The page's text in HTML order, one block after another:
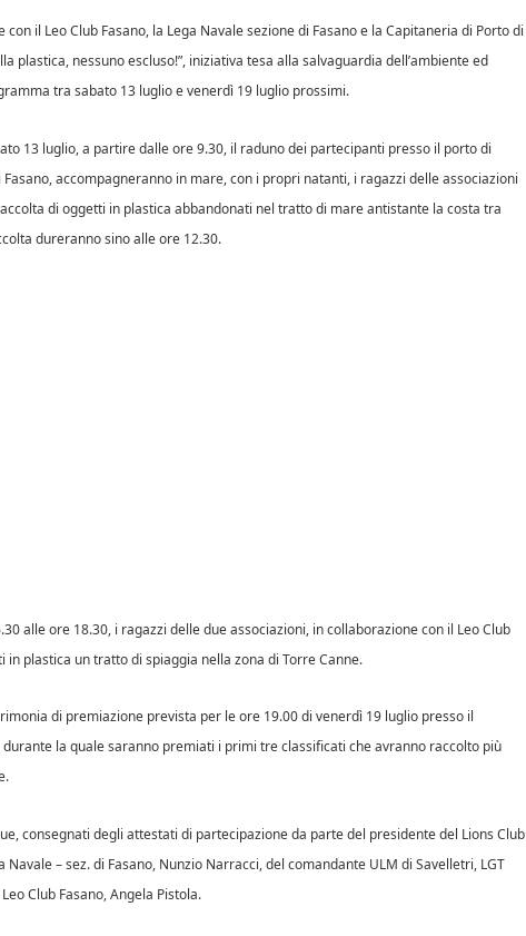
il Leo Club Fasano, la Lega Navale sezione di Fasano e la Capitaneria di Porto di
plastica, nessuno escluso!”, iniziativa tesa alla salvaguardia dell’ambiente ed
tra sabato 13 luglio e venerdì 19 luglio prossimi.
13 luglio, a partire dalle ore 9.30, il raduno dei partecipanti presso il porto di
accompagneranno in mare, con i propri natanti, i ragazzi delle associazioni
di oggetti in plastica abbandonati nel tratto di mare antistante la costa tra
dureranno sino alle ore 12.30.
alle ore 18.30, i ragazzi delle due associazioni, in collaborazione con il Leo Club
plastica un tratto di spiaggia nella zona di Torre Canne.
di premiazione prevista per le ore 19.00 di venerdì 19 luglio presso il
durante la quale saranno premiati i primi tre classificati che avranno raccolto più
consegnati degli attestati di partecipazione da parte del presidente del Lions Club
– sez. di Fasano, Nunzio Narracci, del comandante ULM di Savelletri, LGT
Club Fasano, Angela Pistola.